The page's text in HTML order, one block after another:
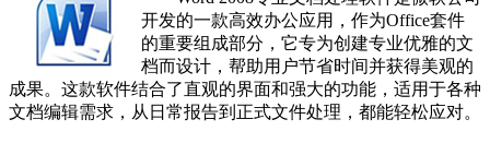
开发的一款高效办公应用，作为Office套件
的重要组成部分，它专为创建专业优雅的文
档而设计，帮助用户节省时间并获得美观的
成果。这款软件结合了直观的界面和强大的功能，适用于各种
文档编辑需求，从日常报告到正式文件处理，都能轻松应对。